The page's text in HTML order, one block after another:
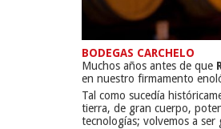
BODEGAS CARCHELO
Muchos años antes de que
en nuestro firmamento
Tal como sucedía
tierra, de gran cuerpo,
tecnologías; volvemos a ser